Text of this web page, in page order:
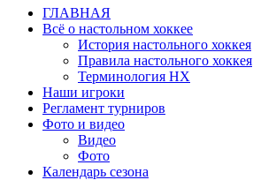
ГЛАВНАЯ
Всё о настольном хоккее
История настольного хоккея
Правила настольного хоккея
Терминология НХ
Наши игроки
Регламент турниров
Фото и видео
Видео
Фото
Календарь сезона